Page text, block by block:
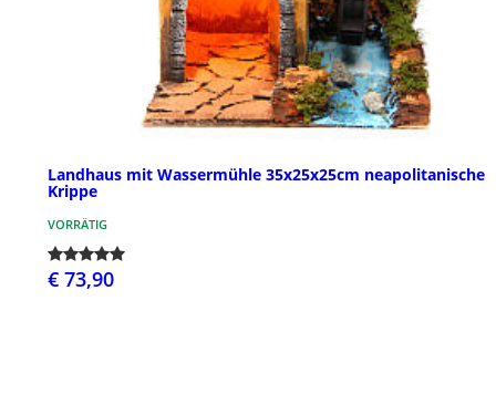
Landhaus mit Wassermühle 35x25x25cm neapolitanische
Krippe
VORRÄTIG
€ 73,90